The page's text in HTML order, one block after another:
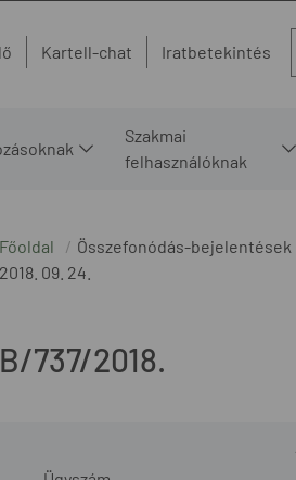
Kartell-chat Iratbetekintés
Szakmai
felhasználóknak
Főoldal
Összefonódás-bejelentések
2018. 09. 24.
B/737/2018.